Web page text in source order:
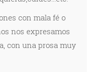
con mala fé o
nos expresamos
con una prosa muy